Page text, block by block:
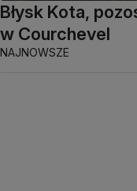
Błysk Kota,
w Courchevel
NAJNOWSZE